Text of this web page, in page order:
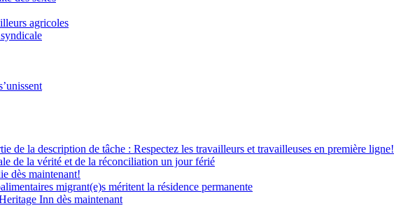
agricoles
de la description de tâche : Respectez les travailleurs et travailleuses en première ligne!
de la vérité et de la réconciliation un jour férié
dès maintenant!
migrant(e)s méritent la résidence permanente
Inn dès maintenant